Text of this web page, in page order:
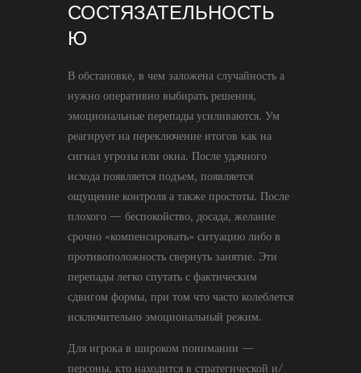
СОСТЯЗАТЕЛЬНОСТЬ
Ю
В обстановке, в чем заложена случайность а
нужно оперативно выбирать решения,
эмоциональные перепады усиливаются. Ум
реагирует на переключение итогов как на
сигнал угрозы или окна. После удачного
исхода появляется подъем, появляется
ощущение контроля а также простоты. После
плохого — беспокойство, досада, желание
срочно «компенсировать» ситуацию либо в
противоположность свернуть занятие. Эти
перепады легко спутать с фактическим
сдвигом формы, при том что часто колеблется
исключительно эмоциональный режим.
Для игрока в широком понимании —
персоны, кто находится в стратегической и/